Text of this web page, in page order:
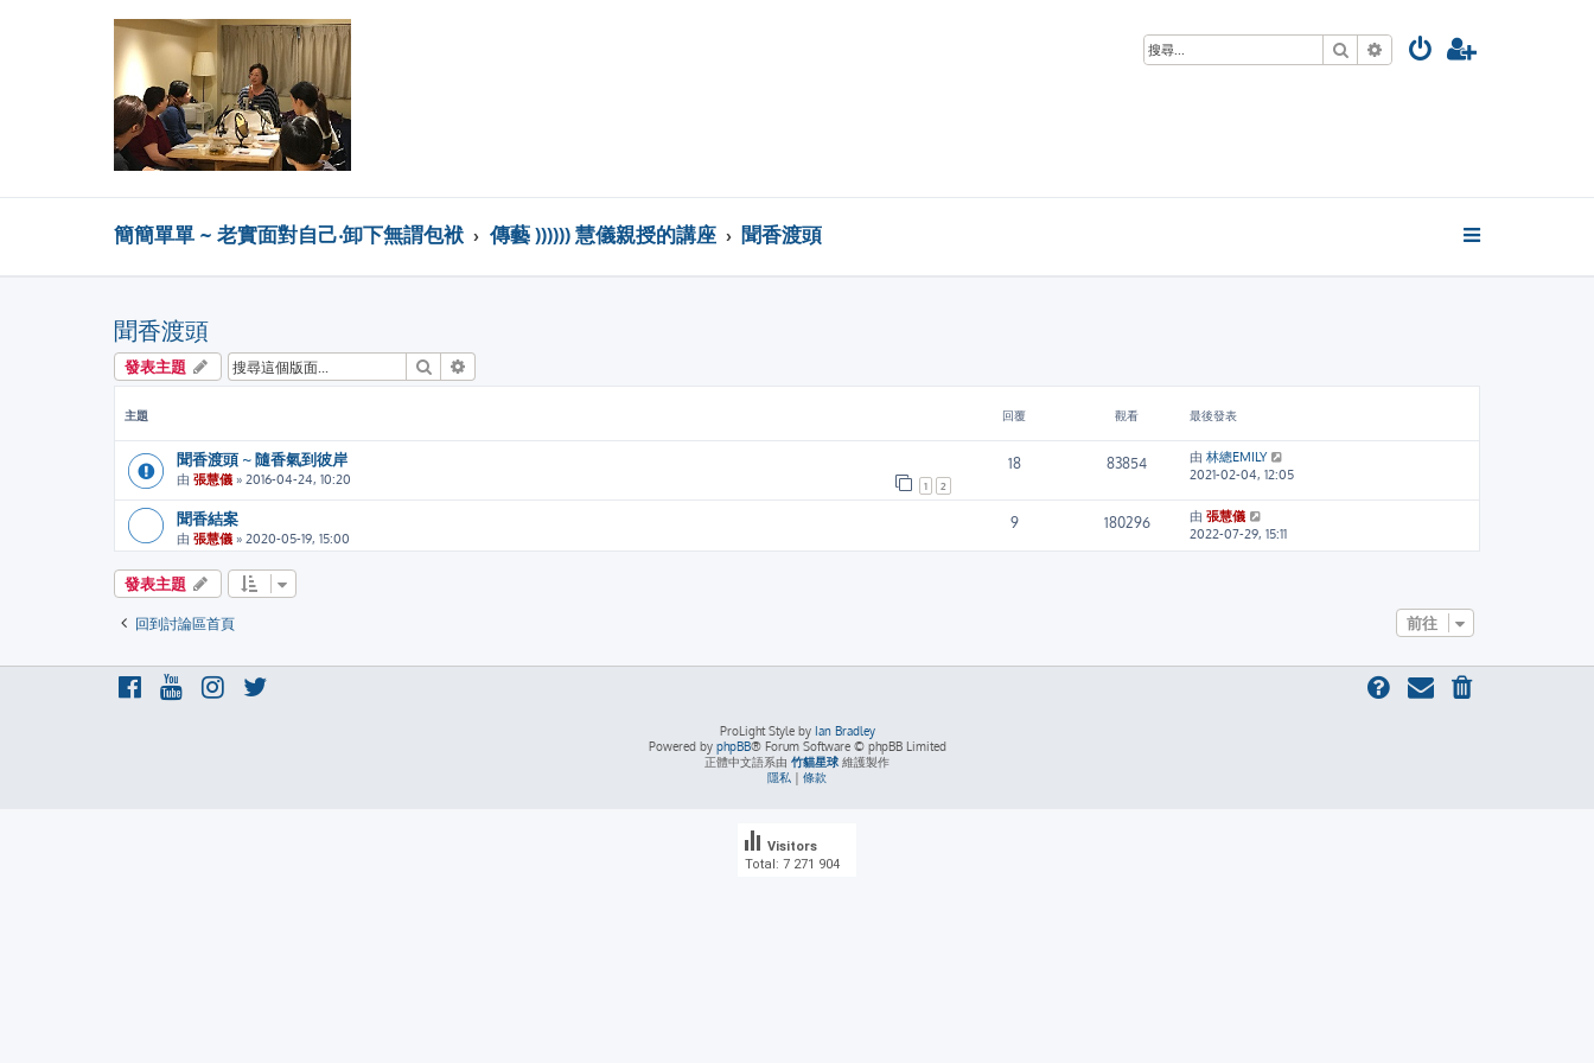
搜尋 進階搜尋
簡簡單單 ~ 老實面對自己‧卸下無謂包袱 傳藝 )))))) 慧儀親授的講座 聞香渡頭
聞香渡頭
發表主題 搜尋
主題 回覆 觀看 最後發表
聞香渡頭 ~ 隨香氣到彼岸
由 張慧儀 » 2016-04-24, 10:20 1 2
18 83854 由 林總EMILY
2021-02-04, 12:05
聞香結案
由 張慧儀 » 2020-05-19, 15:00
9 180296 由 張慧儀
2022-07-29, 15:11
發表主題
回到討論區首頁 前往
ProLight Style by Ian Bradley
Powered by phpBB® Forum Software © phpBB Limited
正體中文語系由 竹貓星球 維護製作
隱私 | 條款
Total: 7 271 904
Visitors